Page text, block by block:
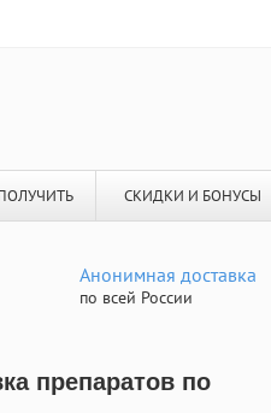
СКИДКИ И БОНУСЫ
Анонимная доставка
по всей России
препаратов по